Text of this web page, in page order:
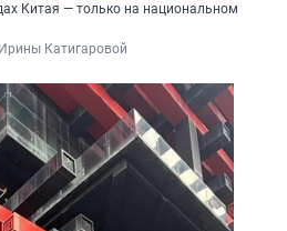
Китая — только на национальном
Катигаровой